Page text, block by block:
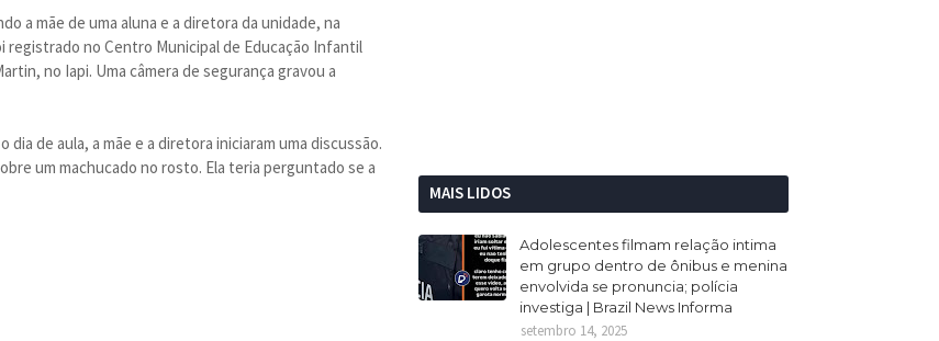
a mãe de uma aluna e a diretora da unidade, na
registrado no Centro Municipal de Educação Infantil
no Iapi. Uma câmera de segurança gravou a
de aula, a mãe e a diretora iniciaram uma discussão.
um machucado no rosto. Ela teria perguntado se a
MAIS LIDOS
Adolescentes filmam relação intima
em grupo dentro de ônibus e menina
envolvida se pronuncia; polícia
investiga | Brazil News Informa
setembro 14, 2025